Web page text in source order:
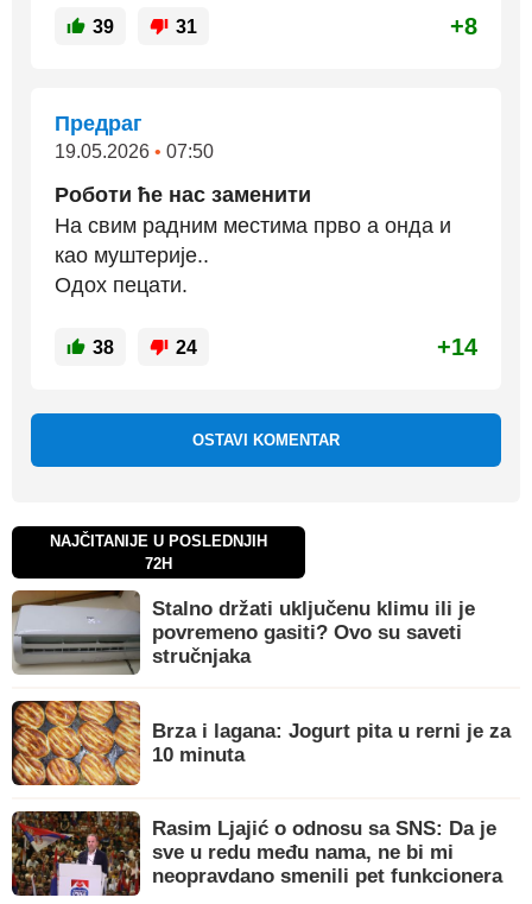
39 31 +8
Предраг
19.05.2026 • 07:50
Роботи ће нас заменити
На свим радним местима прво а онда и
као муштерије..
Одох пецати.
38 24 +14
OSTAVI KOMENTAR
NAJČITANIJE U POSLEDNJIH
72H
Stalno držati uključenu klimu ili je
povremeno gasiti? Ovo su saveti
stručnjaka
Brza i lagana: Jogurt pita u rerni je za
10 minuta
Rasim Ljajić o odnosu sa SNS: Da je
sve u redu među nama, ne bi mi
neopravdano smenili pet funkcionera